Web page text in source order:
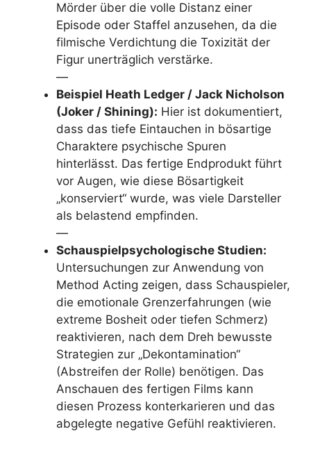
Mörder über die volle Distanz einer
Episode oder Staffel anzusehen, da die
filmische Verdichtung die Toxizität der
Figur unerträglich verstärke.
—
Beispiel Heath Ledger / Jack Nicholson
(Joker / Shining): Hier ist dokumentiert,
dass das tiefe Eintauchen in bösartige
Charaktere psychische Spuren
hinterlässt. Das fertige Endprodukt führt
vor Augen, wie diese Bösartigkeit
„konserviert“ wurde, was viele Darsteller
als belastend empfinden.
—
Schauspielpsychologische Studien:
Untersuchungen zur Anwendung von
Method Acting zeigen, dass Schauspieler,
die emotionale Grenzerfahrungen (wie
extreme Bosheit oder tiefen Schmerz)
reaktivieren, nach dem Dreh bewusste
Strategien zur „Dekontamination“
(Abstreifen der Rolle) benötigen. Das
Anschauen des fertigen Films kann
diesen Prozess konterkarieren und das
abgelegte negative Gefühl reaktivieren.